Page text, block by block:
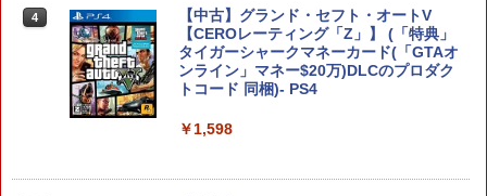
4
任天堂 【Switch2】マリオカート ワール
ド [BEE-P-AAAAA NSW2 マリオカ-ト
ワ-ルド]
￥8,970
5 Nintendo Switch 2 オールインボックス
サドン ストライク 5 デラックスエディシ
ョン
￥6,628
4
【中古】グランド・セフト・オートV
【CEROレーティング「Z」】 (「特典」
タイガーシャークマネーカード(「GTAオ
ンライン」マネー$20万)DLCのプロダク
トコード 同梱)- PS4
￥1,598